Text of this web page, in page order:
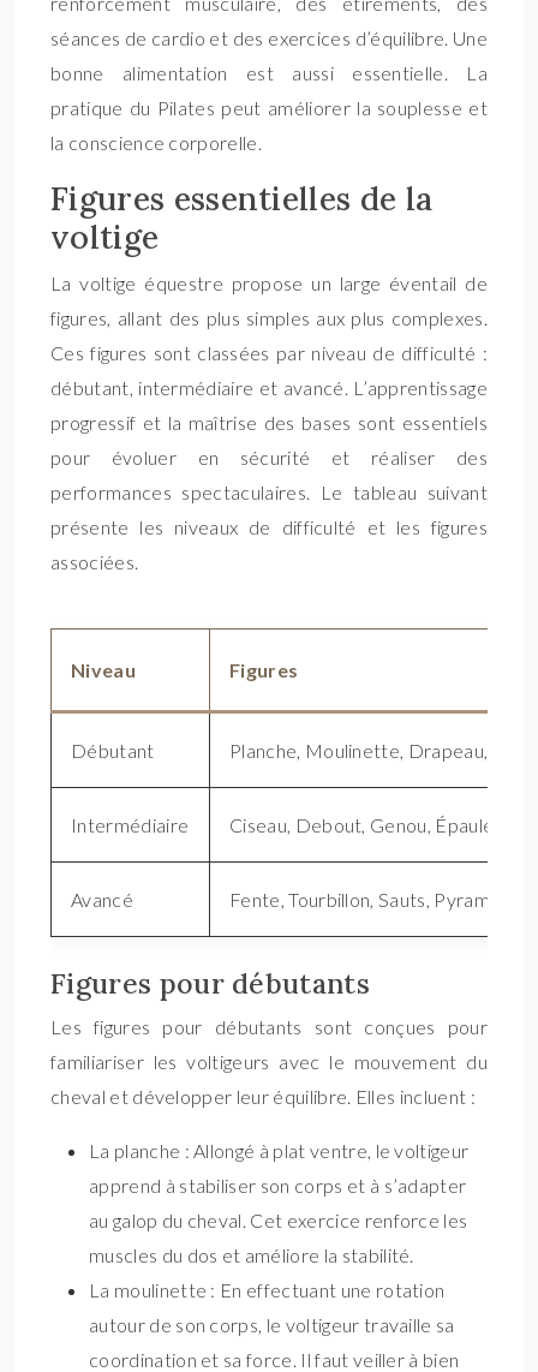
séances de cardio et des exercices d’équilibre. Une
bonne alimentation est aussi essentielle. La
pratique du Pilates peut améliorer la souplesse et
la conscience corporelle.
Figures essentielles de la
voltige
La voltige équestre propose un large éventail de
figures, allant des plus simples aux plus complexes.
Ces figures sont classées par niveau de difficulté :
débutant, intermédiaire et avancé. L’apprentissage
progressif et la maîtrise des bases sont essentiels
pour évoluer en sécurité et réaliser des
performances spectaculaires. Le tableau suivant
présente les niveaux de difficulté et les figures
associées.
Niveau Figures
Débutant Planche, Moulinette, Drapeau,
Intermédiaire Ciseau, Debout, Genou, Épaule
Avancé Fente, Tourbillon, Sauts, Pyramides
Figures pour débutants
Les figures pour débutants sont conçues pour
familiariser les voltigeurs avec le mouvement du
cheval et développer leur équilibre. Elles incluent :
La planche : Allongé à plat ventre, le voltigeur
apprend à stabiliser son corps et à s’adapter
au galop du cheval. Cet exercice renforce les
muscles du dos et améliore la stabilité.
La moulinette : En effectuant une rotation
autour de son corps, le voltigeur travaille sa
coordination et sa force. Il faut veiller à bien